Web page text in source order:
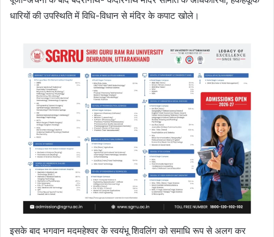
धारियों की उपस्थिति में विधि-विधान से मंदिर के कपाट खोले।
इसके बाद भगवान मदमहेश्वर के स्वयंभू शिवलिंग को समाधि रूप से अलग कर